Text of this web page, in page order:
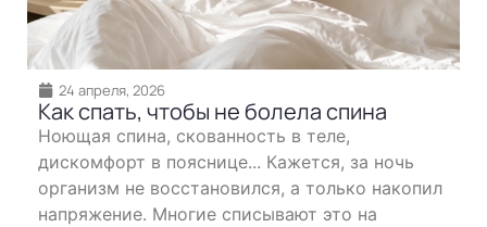
24 апреля, 2026
Как спать, чтобы не болела спина
Ноющая спина, скованность в теле,
дискомфорт в пояснице... Кажется, за ночь
организм не восстановился, а только накопил
напряжение. Многие списывают это на